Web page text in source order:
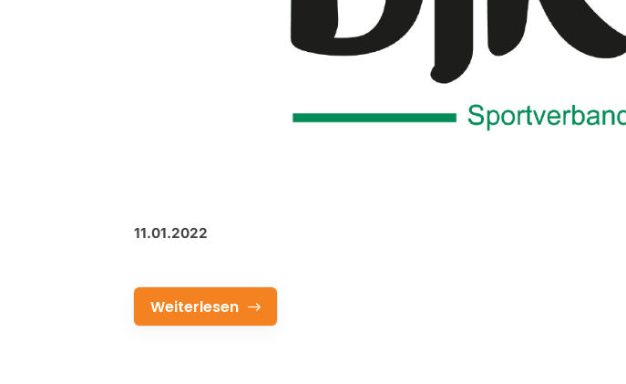
11.01.2022
Weiterlesen